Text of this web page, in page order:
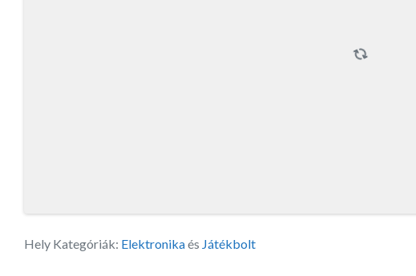
Hely Kategóriák: Elektronikaés Játékbolt